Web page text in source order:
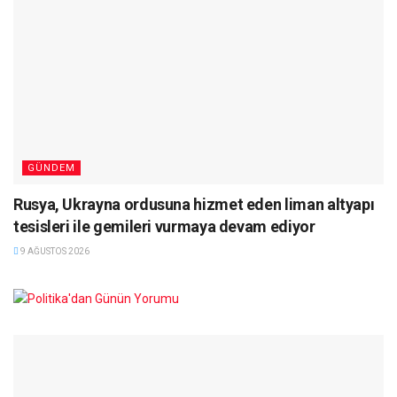
GÜNDEM
Rusya, Ukrayna ordusuna hizmet eden liman altyapı
tesisleri ile gemileri vurmaya devam ediyor
9 AĞUSTOS 2026